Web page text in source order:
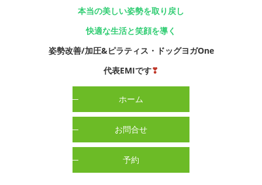
本当の美しい姿勢を取り戻し
快適な生活と笑顔を導く
姿勢改善/加圧&ピラティス・ドッグヨガOne
代表EMIです❣
ホーム
お問合せ
予約